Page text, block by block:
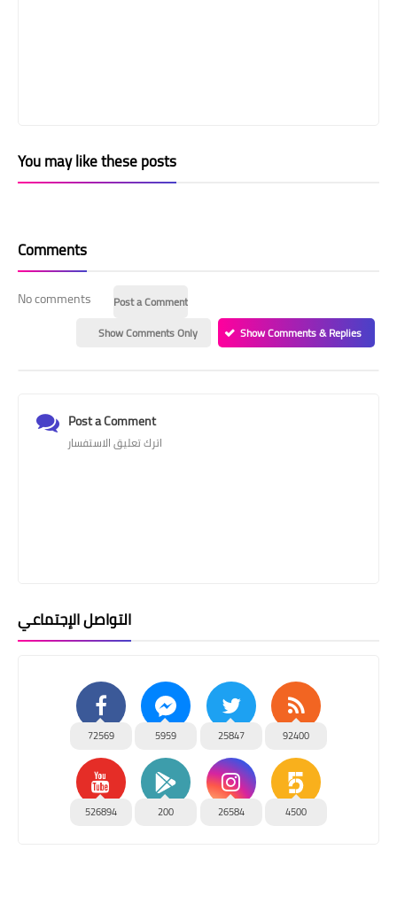
You may like these posts
Comments
No comments
Post a Comment
Show Comments Only
Show Comments & Replies
Post a Comment
اترك تعليق الاستفسار
التواصل الإجتماعي
72569 5959 25847 92400
526894 200 26584 4500